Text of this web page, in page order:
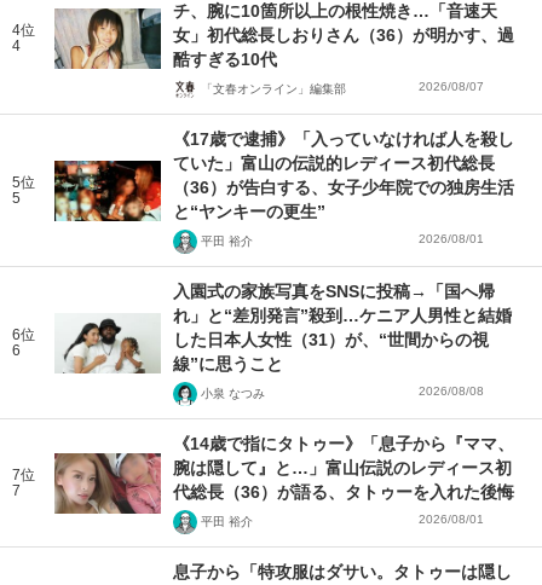
4位
4
チ、腕に10箇所以上の根性焼き…「音速天
女」初代総長しおりさん（36）が明かす、過
酷すぎる10代
「文春オンライン」編集部 2026/08/07
5位
5
《17歳で逮捕》「入っていなければ人を殺し
ていた」富山の伝説的レディース初代総長
（36）が告白する、女子少年院での独房生活
と“ヤンキーの更生”
平田 裕介 2026/08/01
6位
6
入園式の家族写真をSNSに投稿→「国へ帰
れ」と“差別発言”殺到…ケニア人男性と結婚
した日本人女性（31）が、“世間からの視
線”に思うこと
小泉 なつみ 2026/08/08
7位
7
《14歳で指にタトゥー》「息子から『ママ、
腕は隠して』と…」富山伝説のレディース初
代総長（36）が語る、タトゥーを入れた後悔
平田 裕介 2026/08/01
息子から「特攻服はダサい。タトゥーは隠し